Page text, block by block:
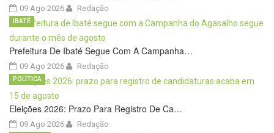
09 Ago 2026 Redação
Prefeitura De Ibaté Segue Com A Campanha…
09 Ago 2026
IBATÉ
Redação
Eleições 2026: Prazo Para Registro De Ca…
09 Ago 2026
POLÍTICA
Redação